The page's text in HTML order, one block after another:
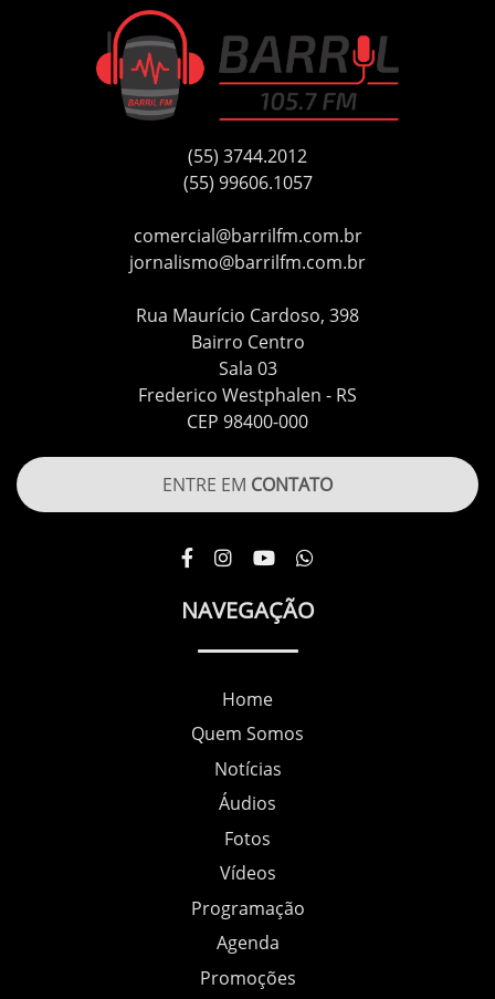
(55) 3744.2012
(55) 99606.1057
comercial@barrilfm.com.br
jornalismo@barrilfm.com.br
Rua Maurício Cardoso, 398
Bairro Centro
Sala 03
Frederico Westphalen - RS
CEP 98400-000
ENTRE EM CONTATO
NAVEGAÇÃO
Home
Quem Somos
Notícias
Áudios
Fotos
Vídeos
Programação
Agenda
Promoções